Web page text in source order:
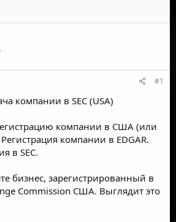
#1
компании в SEC (USA)
компании в США (или
компании в EDGAR.
в SEC.
бизнес, зарегистрированный в
Commission США. Выглядит это